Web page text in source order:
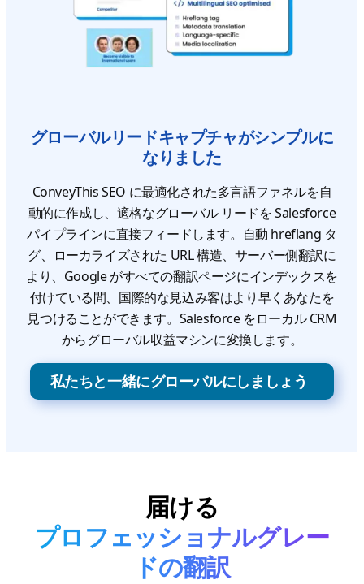
グローバルリードキャプチャがシンプルに
なりました
ConveyThis SEO に最適化された多言語ファネルを自
動的に作成し、適格なグローバル リードを Salesforce
パイプラインに直接フィードします。自動 hreflang タ
グ、ローカライズされた URL 構造、サーバー側翻訳に
より、Google がすべての翻訳ページにインデックスを
付けている間、国際的な見込み客はより早くあなたを
見つけることができます。Salesforce をローカル CRM
からグローバル収益マシンに変換します。
私たちと一緒にグローバルにしましょう
届ける
プロフェッショナルグレー
ドの翻訳